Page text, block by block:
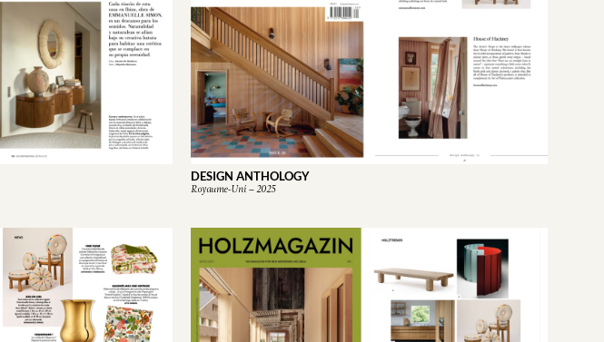
DESIGN ANTHOLOGY
Royaume-Uni – 2025